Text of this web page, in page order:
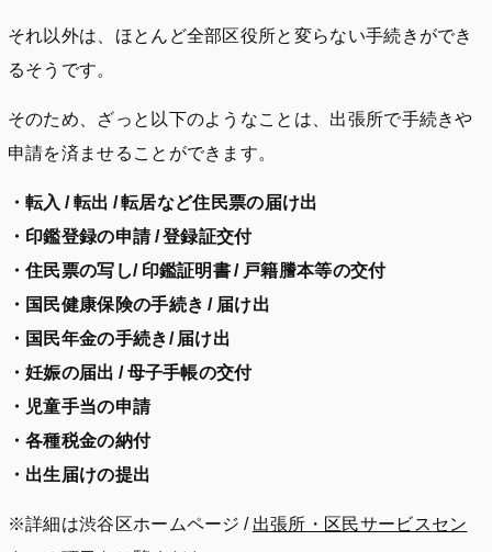
それ以外は、ほとんど全部区役所と変らない手続きができ
るそうです。
そのため、ざっと以下のようなことは、出張所で手続きや
申請を済ませることができます。
・転入 / 転出 / 転居など住民票の届け出
・印鑑登録の申請 / 登録証交付
・住民票の写し/ 印鑑証明書 / 戸籍謄本等の交付
・国民健康保険の手続き / 届け出
・国民年金の手続き/ 届け出
・妊娠の届出 / 母子手帳の交付
・児童手当の申請
・各種税金の納付
・出生届けの提出
※詳細は渋谷区ホームページ /出張所・区民サービスセン